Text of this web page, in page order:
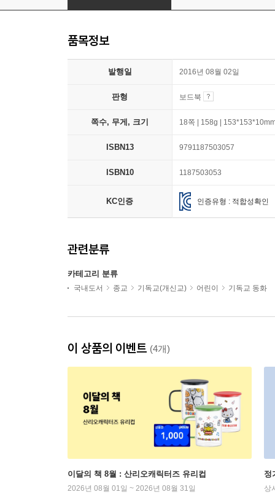
품목정보
발행일 2016년 08월 02일
판형 보드북
쪽수, 무게, 크기 18쪽 | 158g |
ISBN13 9791187503057
ISBN10 1187503053
KC인증 인증유형 : 적합성확인
관련분류
카테고리 분류
국내도서 종교 기독교(개신교) 어린이 기독교 동화
이 상품의 이벤트 (4개)
이달의 책 8월 : 산리오캐릭터즈 유리컵
2026년 08월 01일 ~ 2026년 08월 31일
정
상